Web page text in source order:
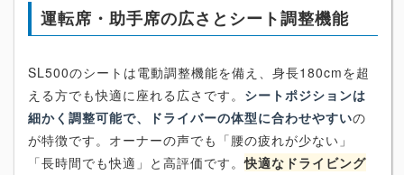
運転席・助手席の広さとシート調整機能
SL500のシートは電動調整機能を備え、身長180cmを超
える方でも快適に座れる広さです。 シートポジションは
細かく調整可能で、ドライバーの体型に合わせやすいの
が特徴です。オーナーの声でも「腰の疲れが少ない」
「長時間でも快適」と高評価です。快適なドライビング